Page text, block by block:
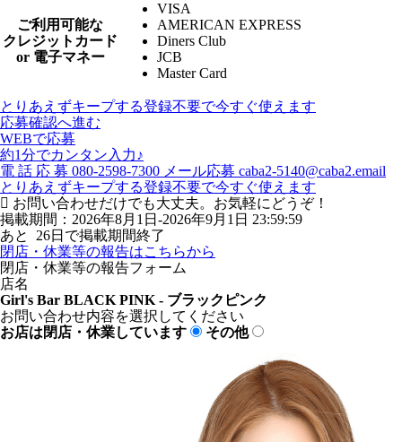
ご利用可能な
クレジットカード
or 電子マネー
VISA
AMERICAN EXPRESS
Diners Club
JCB
Master Card
とりあえずキープする登録不要で今すぐ使えます
応募確認へ進む
WEBで応募
約1分でカンタン入力♪
電 話 応 募 080-2598-7300 メール応募 caba2-5140@caba2.email
とりあえずキープする登録不要で今すぐ使えます
お問い合わせだけでも大丈夫。お気軽にどうぞ！
掲載期間：2026年8月1日-2026年9月1日 23:59:59
あと 26日で掲載期間終了
閉店・休業等の報告はこちらから
閉店・休業等の報告フォーム
店名
Girl's Bar BLACK PINK - ブラックピンク
お問い合わせ内容を選択してください
お店は閉店・休業しています
その他